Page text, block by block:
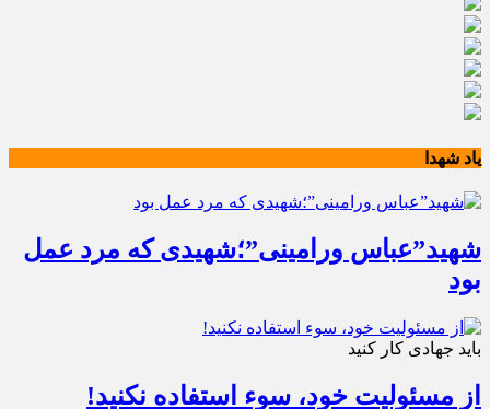
یاد شهدا
شهید”عباس ورامینی”؛شهیدی که مرد عمل
بود
باید جهادی کار کنید
از مسئولیت خود، سوء استفاده نکنید!